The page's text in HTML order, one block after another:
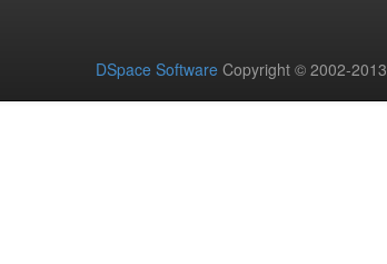
DSpace Software Copyright © 2002-2013